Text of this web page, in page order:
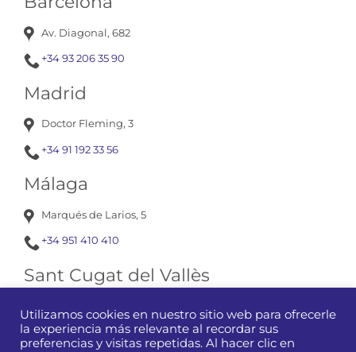
Av. Diagonal, 682
+34 93 206 35 90
Madrid
Doctor Fleming, 3
+34 91 192 33 56
Málaga
Marqués de Larios, 5
+34 951 410 410
Sant Cugat del Vallès
+34 93 675 12 01
Utilizamos cookies en nuestro sitio web para ofrecerle
la experiencia más relevante al recordar sus
preferencias y visitas repetidas. Al hacer clic en